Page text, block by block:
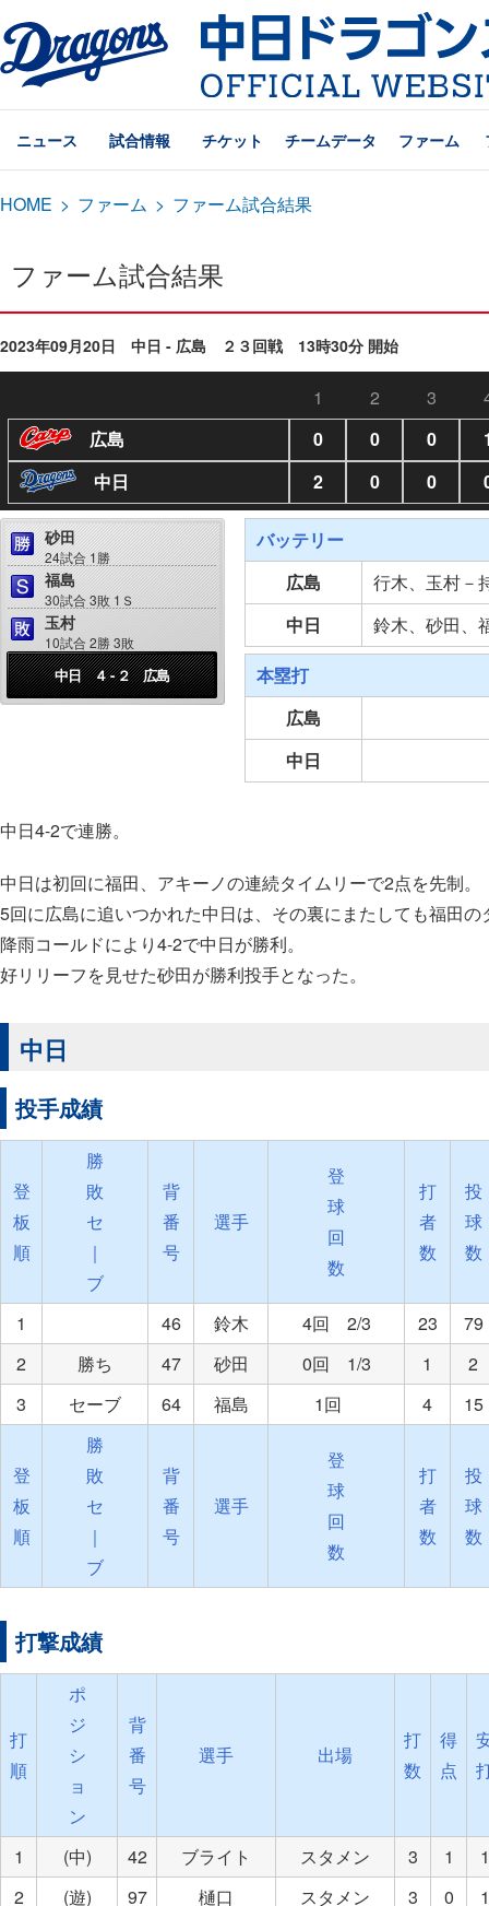
ニュース 試合情報 チケット チームデータ ファーム
HOME > ファーム > ファーム試合結果
ファーム試合結果
2023年09月20日 中日 - 広島 ２３回戦 13時30分 開始
1 2 3
広島
0 0 0
中日
2 0 0
砂田
24試合 1勝
福島
30試合 3敗 1Ｓ
玉村
10試合 2勝 3敗
中日 ４ - ２ 広島
バッテリー
広島
行木、玉村－
中日
鈴木、砂田、
本塁打
広島
中日
中日4-2で連勝。
中日は初回に福田、アキーノの連続タイムリーで2点を先制。
5回に広島に追いつかれた中日は、その裏にまたしても福田
降雨コールドにより4-2で中日が勝利。
好リリーフを見せた砂田が勝利投手となった。
中日
投手成績
登
板
順
勝
敗
セ
｜
ブ
背
番
号
選手
登
球
回
数
打
者
数
投
球
数
1 46 鈴木 4回 2/3 23
79
2
勝ち 47 砂田 0回 1/3 1
2
3
セーブ 64 福島 1回 4 15
登
板
順
勝
敗
セ
｜
ブ
背
番
号
選手
登
球
回
数
打
者
数
投
球
数
打撃成績
打
順
ポ
ジ
シ
ョ
ン
背
番
号
選手 出場
打
数
得
点
1 (中) 42 ブライト スタメン 3 1
1
2
(遊) 97 樋口 スタメン 3 0
1